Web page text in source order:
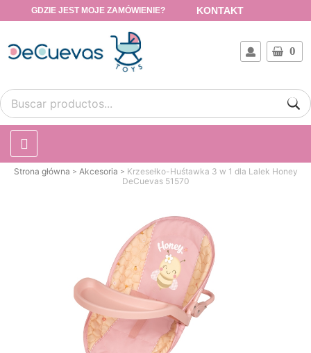
GDZIE JEST MOJE ZAMÓWIENIE? KONTAKT
0
Strona główna Akcesoria
Krzesełko-Huśtawka 3 w 1 dla Lalek Honey
DeCuevas 51570